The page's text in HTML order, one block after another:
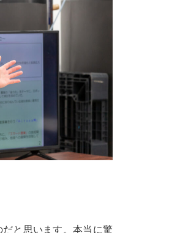
と思います。本当に驚